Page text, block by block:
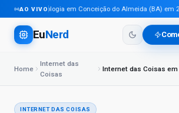
AO VIVO
Tecnologia em Conceição do Almeida (BA) em
EuNerd
Home
Internet das
Coisas
INTERNET DAS COISAS